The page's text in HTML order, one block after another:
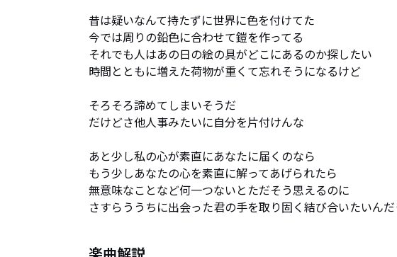
昔は疑いなんて持たずに世界に色を付けてた
今では周りの鉛色に合わせて鎧を作ってる
それでも人はあの日の絵の具がどこにあるのか探したい
時間とともに増えた荷物が重くて忘れそうになるけど
そろそろ諦めてしまいそうだ
だけどさ他人事みたいに自分を片付けんな
あと少し私の心が素直にあなたに届くのなら
もう少しあなたの心を素直に解ってあげられたら
無意味なことなど何一つないとただそう思えるのに
さすらううちに出会った君の手を取り固く結び合いたいんだ